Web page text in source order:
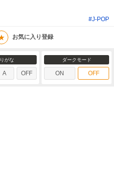
#J-POP
お気に入り登録
がな
A OFF
ダークモード
ON OFF